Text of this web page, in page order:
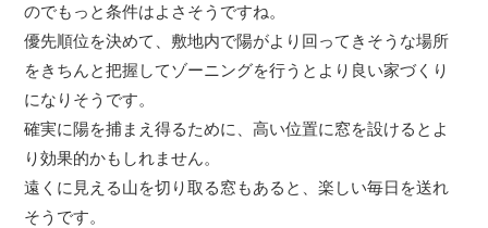
のでもっと条件はよさそうですね。
優先順位を決めて、敷地内で陽がより回ってきそうな場所
をきちんと把握してゾーニングを行うとより良い家づくり
になりそうです。
確実に陽を捕まえ得るために、高い位置に窓を設けるとよ
り効果的かもしれません。
遠くに見える山を切り取る窓もあると、楽しい毎日を送れ
そうです。